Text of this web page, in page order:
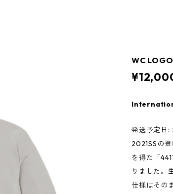
WC
発送予定
2021SSの
を得た「
りました。
仕様はその